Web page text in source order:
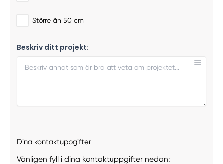
Större än 50 cm
Beskriv ditt projekt:
Dina kontaktuppgifter
Vänligen fyll i dina kontaktuppgifter nedan: